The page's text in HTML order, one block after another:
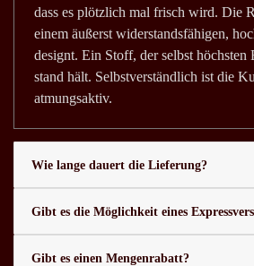
dass es plötzlich mal frisch wird. Die
einem äußerst widerstandsfähigen,
designt. Ein Stoff, der selbst höchsten
stand hält. Selbstverständlich ist die
atmungsaktiv.
Wie lange dauert die Lieferung?
Gibt es die Möglichkeit eines
Gibt es einen Mengenrabatt?